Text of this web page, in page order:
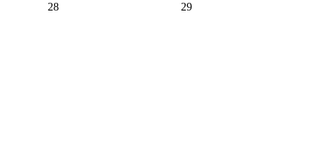
28
29